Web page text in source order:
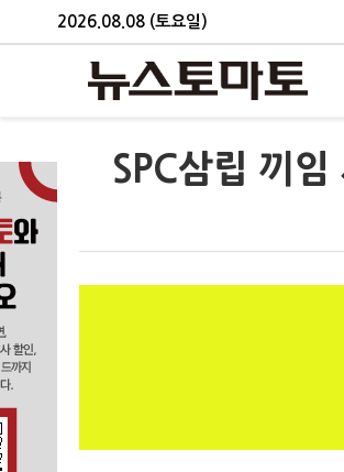
2026.08.08 (토요일)
SPC삼립 끼